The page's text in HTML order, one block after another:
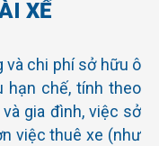
XẾ
và chi phí sở hữu ô
hạn chế, tính theo
gia đình, việc sở
việc thuê xe (như